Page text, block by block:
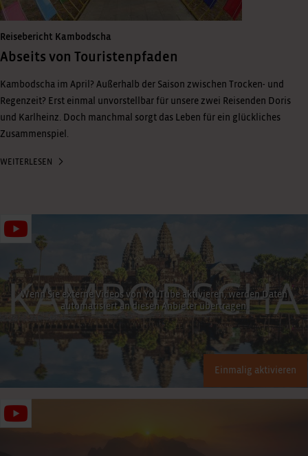
Reisebericht Kambodscha
Abseits von Touristenpfaden
Kambodscha im April? Außerhalb der Saison zwischen Trocken- und
Regenzeit? Erst einmal unvorstellbar für unsere zwei Reisenden Doris
und Karlheinz. Doch manchmal sorgt das Leben für ein glückliches
Zusammenspiel.
WEITERLESEN
Wenn Sie externe Videos von YouTube aktivieren, werden Daten
automatisiert an diesen Anbieter übertragen.
Einmalig aktivieren